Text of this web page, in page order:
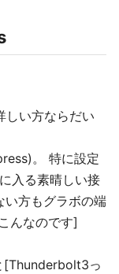
しい方ならだい
。 特に設定
入る素晴しい接
い方もグラボの端
んなのです]
っ